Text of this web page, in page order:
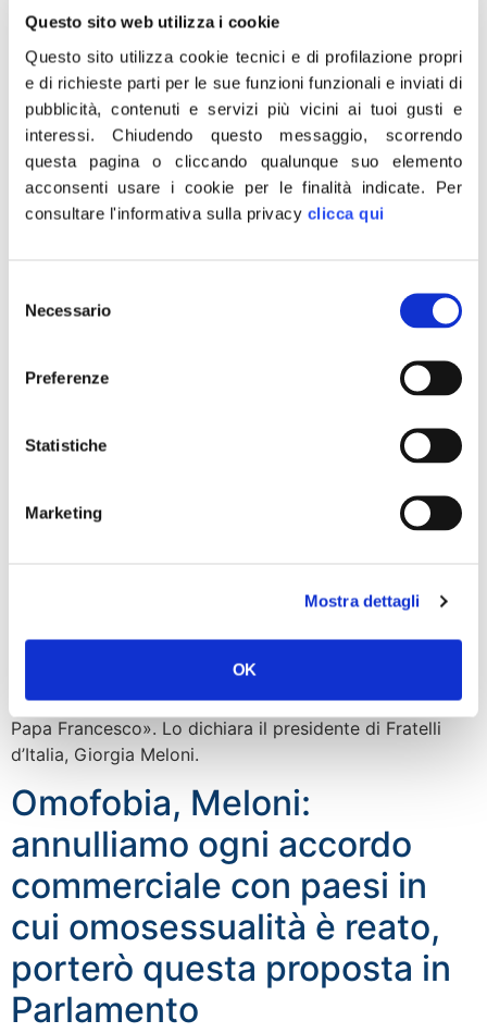
Questo sito web utilizza i cookie
Questo sito utilizza cookie tecnici e di profilazione propri
e di richieste parti per le sue funzioni funzionali e inviati di
pubblicità, contenuti e servizi più vicini ai tuoi gusti e
interessi.Chiudendo questo messaggio, scorrendo
questa pagina o cliccando qualunque suo elemento
acconsenti usare i cookie per le finalità indicate. Per
consultare l'informativa sulla privacy clicca qui
delNecessario
Preferenze
Statistiche
Marketing
Mostra dettagli
OK
«Raccoglieremo le firme per i referendum relativi alle
necessarie riforme della magistratura al fianco di tutto il
Centrodestra. È necessario iniziare un processo di
riforma radicale della magistratura dopo le inquietanti
vicende del caso Palamara. Bisogna riformare la
magistratura per scardinare il sistema delle correnti che
ne ha fatalmente compromesso l’immagine. Faranno
eccezione, nei nostri […]
affettuoso da Fratelli d’Italia
«A nome di Fratelli d’Italia rivolgo un pensiero
affettuoso e i migliori auguri di pronta guarigione a
Papa Francesco». Lo dichiara il presidente di Fratelli
d’Italia, Giorgia Meloni.
Omofobia, Meloni:
annulliamo ogni accordo
commerciale con paesi in
cui omosessualità è reato,
porterò questa proposta in
Parlamento